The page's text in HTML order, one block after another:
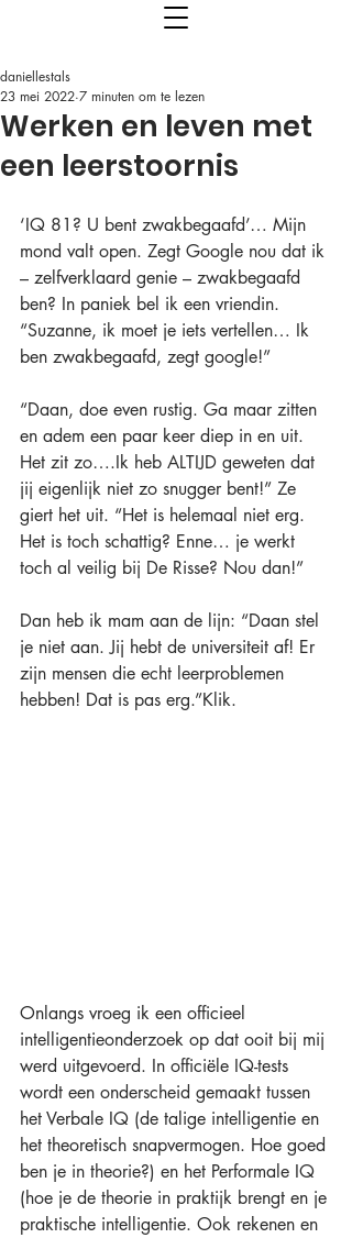
Werken en leven met
een leerstoornis
daniellestals
23 mei 2022 7 minuten om te lezen
‘IQ 81? U bent zwakbegaafd’… Mijn
mond valt open. Zegt Google nou dat ik
– zelfverklaard genie – zwakbegaafd
ben? In paniek bel ik een vriendin.
“Suzanne, ik moet je iets vertellen… Ik
ben zwakbegaafd, zegt google!”
“Daan, doe even rustig. Ga maar zitten
en adem een paar keer diep in en uit.
Het zit zo….Ik heb ALTIJD geweten dat
jij eigenlijk niet zo snugger bent!” Ze
giert het uit. “Het is helemaal niet erg.
Het is toch schattig? Enne… je werkt
toch al veilig bij De Risse? Nou dan!”
Dan heb ik mam aan de lijn: “Daan stel
je niet aan. Jij hebt de universiteit af! Er
zijn mensen die echt leerproblemen
hebben! Dat is pas erg.”Klik.
Onlangs vroeg ik een officieel
intelligentieonderzoek op dat ooit bij mij
werd uitgevoerd. In officiële IQ-tests
wordt een onderscheid gemaakt tussen
het Verbale IQ (de talige intelligentie en
het theoretisch snapvermogen. Hoe goed
ben je in theorie?) en het Performale IQ
(hoe je de theorie in praktijk brengt en je
praktische intelligentie. Ook rekenen en